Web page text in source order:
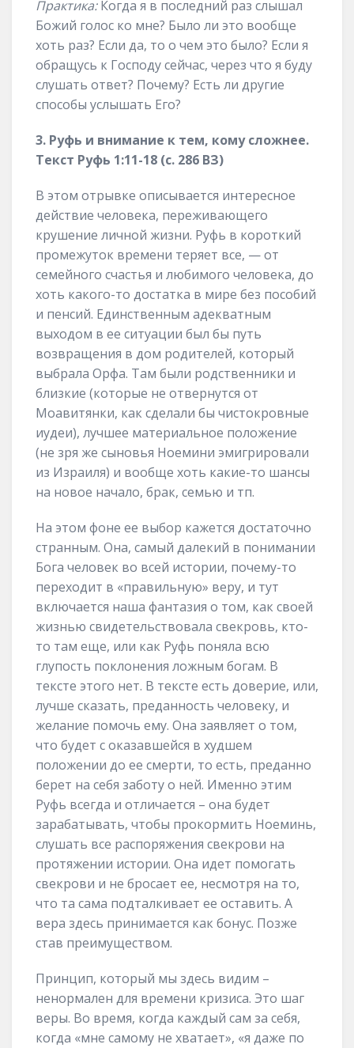
Практика:Когда я в последний раз слышал
Божий голос ко мне? Было ли это вообще
хоть раз? Если да, то о чем это было? Если я
обращусь к Господу сейчас, через что я буду
слушать ответ? Почему? Есть ли другие
способы услышать Его?
3. Руфь и внимание к тем, кому сложнее.
Текст Руфь 1:11-18 (с. 286 ВЗ)
В этом отрывке описывается интересное
действие человека, переживающего
крушение личной жизни. Руфь в короткий
промежуток времени теряет все, — от
семейного счастья и любимого человека, до
хоть какого-то достатка в мире без пособий
и пенсий. Единственным адекватным
выходом в ее ситуации был бы путь
возвращения в дом родителей, который
выбрала Орфа. Там были родственники и
близкие (которые не отвернутся от
Моавитянки, как сделали бы чистокровные
иудеи), лучшее материальное положение
(не зря же сыновья Ноемини эмигрировали
из Израиля) и вообще хоть какие-то шансы
на новое начало, брак, семью и тп.
На этом фоне ее выбор кажется достаточно
странным. Она, самый далекий в понимании
Бога человек во всей истории, почему-то
переходит в «правильную» веру, и тут
включается наша фантазия о том, как своей
жизнью свидетельствовала свекровь, кто-
то там еще, или как Руфь поняла всю
глупость поклонения ложным богам. В
тексте этого нет. В тексте есть доверие, или,
лучше сказать, преданность человеку, и
желание помочь ему. Она заявляет о том,
что будет с оказавшейся в худшем
положении до ее смерти, то есть, преданно
берет на себя заботу о ней. Именно этим
Руфь всегда и отличается – она будет
зарабатывать, чтобы прокормить Ноеминь,
слушать все распоряжения свекрови на
протяжении истории. Она идет помогать
свекрови и не бросает ее, несмотря на то,
что та сама подталкивает ее оставить. А
вера здесь принимается как бонус. Позже
став преимуществом.
Принцип, который мы здесь видим –
ненормален для времени кризиса. Это шаг
веры. Во время, когда каждый сам за себя,
когда «мне самому не хватает», «я даже по